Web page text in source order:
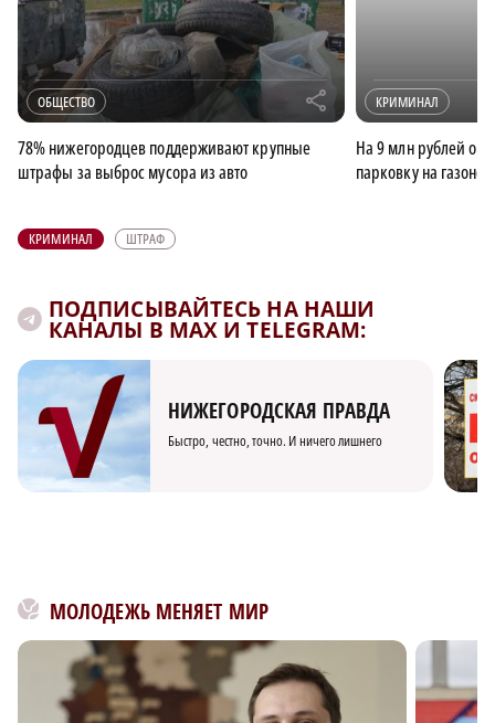
ОБЩЕСТВО r
78% нижегородцев поддерживают крупные
штрафы за выброс мусора из авто
КРИМИНАЛ
На 9 млн рублей
парковку на газоне
КРИМИНАЛ ШТРАФ
ПОДПИСЫВАЙТЕСЬ НА НАШИ
КАНАЛЫ В MAX И TELEGRAM:
НИЖЕГОРОДСКАЯ ПРАВДА
Быстро, честно, точно. И ничего лишнего
МОЛОДЕЖЬ МЕНЯЕТ МИР